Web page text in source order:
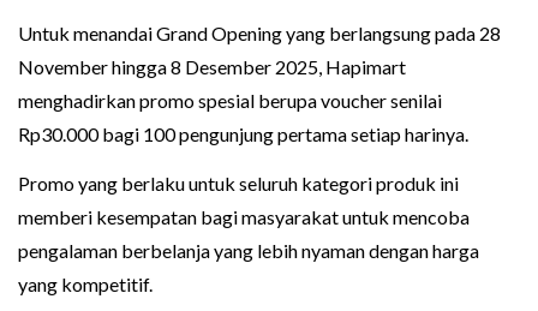
Untuk menandai Grand Opening yang berlangsung pada 28
November hingga 8 Desember 2025, Hapimart
menghadirkan promo spesial berupa voucher senilai
Rp30.000 bagi 100 pengunjung pertama setiap harinya.
Promo yang berlaku untuk seluruh kategori produk ini
memberi kesempatan bagi masyarakat untuk mencoba
pengalaman berbelanja yang lebih nyaman dengan harga
yang kompetitif.